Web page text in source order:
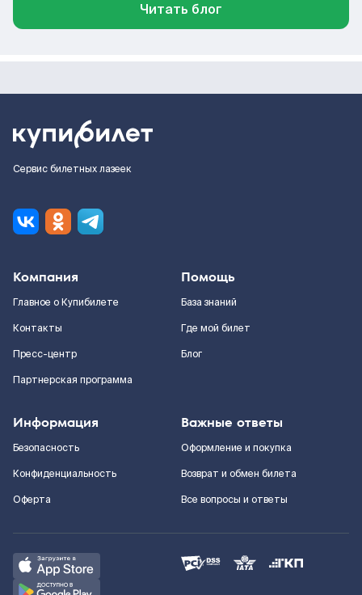
Читать блог
Сервис билетных лазеек
Компания
Главное о Купибилете
Контакты
Пресс-центр
Партнерская программа
Помощь
База знаний
Где мой билет
Блог
Информация
Безопасность
Конфиденциальность
Оферта
Важные ответы
Оформление и покупка
Возврат и обмен билета
Все вопросы и ответы